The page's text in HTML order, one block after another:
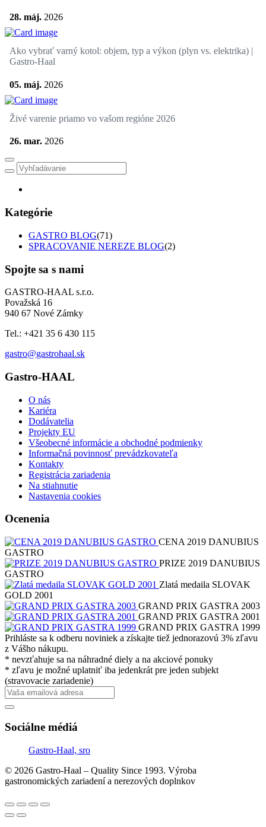
28. máj. 2026
Ako vybrať varný kotol: objem, typ a výkon (plyn vs. elektrika) |
Gastro-Haal
05. máj. 2026
Živé varenie priamo vo vašom regióne 2026
26. mar. 2026
Kategórie
GASTRO BLOG(71)
SPRACOVANIE NEREZE BLOG(2)
Spojte sa s nami
GASTRO-HAAL s.r.o.
Považská 16
940 67 Nové Zámky
Tel.: +421 35 6 430 115
gastro@gastrohaal.sk
Gastro-HAAL
O nás
Kariéra
Dodávatelia
Projekty EU
Všeobecné informácie a obchodné podmienky
Informačná povinnosť prevádzkovateľa
Kontakty
Registrácia zariadenia
Na stiahnutie
Nastavenia cookies
Ocenenia
CENA 2019 DANUBIUS
GASTRO
PRIZE 2019 DANUBIUS
GASTRO
Zlatá medaila SLOVAK
GOLD 2001
GRAND PRIX GASTRA 2003
GRAND PRIX GASTRA 2001
GRAND PRIX GASTRA 1999
Prihláste sa k odberu noviniek a získajte tiež jednorazovú 3% zľavu
z Vášho nákupu.
* nevzťahuje sa na náhradné diely a na akciové ponuky
* zľavu je možné uplatniť iba jedenkrát pre jeden subjekt
(stravovacie zariadenie)
Sociálne médiá
Gastro-Haal, sro
© 2026 Gastro-Haal – Quality Since 1993. Výroba
gastronomických zariadení a nerezových doplnkov